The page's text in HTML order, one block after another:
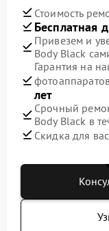
Стоимость
Бесплатная
Привезем и
Body Black
Гарантия на
лет
Срочный
Body Black в
Скидка для